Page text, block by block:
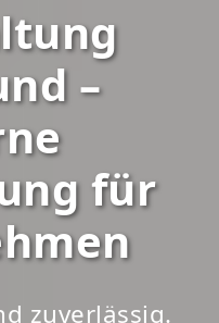
–
für
zuverlässig.